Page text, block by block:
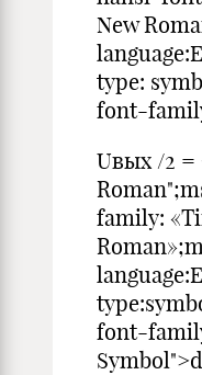
New
type:
font-
Uвых /2 =
family:
font-